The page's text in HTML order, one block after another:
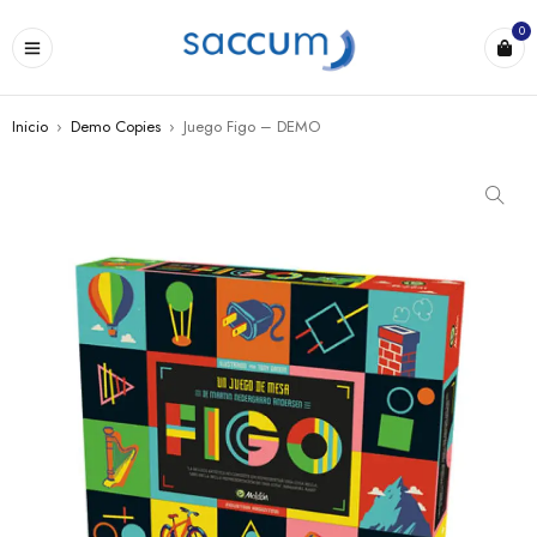
0
Inicio › Demo Copies › Juego Figo – DEMO